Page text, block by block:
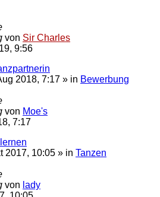
von Sir Charles
9:56
2018, 7:17 » in Bewerbung
von Moe's
7:17
2017, 10:05 » in Tanzen
von lady